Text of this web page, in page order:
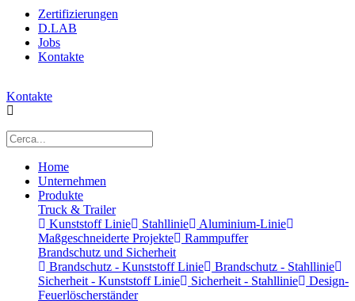
Zertifizierungen
D.LAB
Jobs
Kontakte
Kontakte
Home
Unternehmen
Produkte
Truck & Trailer
Kunststoff Linie
Stahllinie
Aluminium-Linie
Maßgeschneiderte Projekte
Rammpuffer
Brandschutz und Sicherheit
Brandschutz - Kunststoff Linie
Brandschutz - Stahllinie
Sicherheit - Kunststoff Linie
Sicherheit - Stahllinie
Design-
Feuerlöscherständer